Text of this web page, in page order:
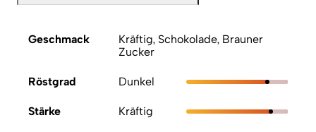
Geschmack
Kräftig, Schokolade, Brauner
Zucker
Röstgrad Dunkel
Stärke Kräftig